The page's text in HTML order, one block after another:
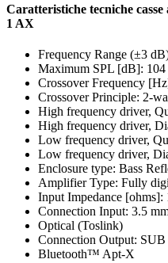
Caratteristiche tecniche
1 AX
Frequency Range (±3
Maximum SPL [dB]: 104
Crossover Frequency
Crossover Principle: 2-
High frequency driver,
High frequency driver,
Low frequency driver,
Low frequency driver,
Enclosure type: Bass
Amplifier Type: Fully
Input Impedance [ohms]:
Connection Input: 3.5
Optical (Toslink)
Connection Output:
Bluetooth™ Apt-X